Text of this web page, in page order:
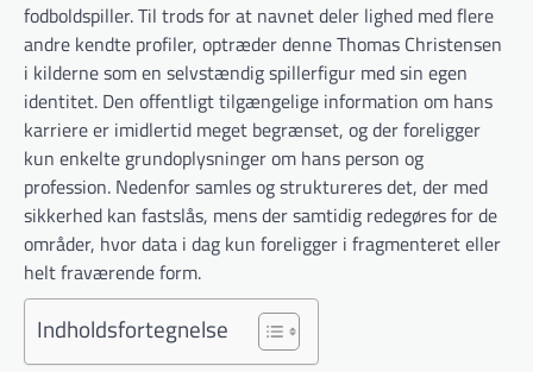
fodboldspiller. Til trods for at navnet deler lighed med flere
andre kendte profiler, optræder denne Thomas Christensen
i kilderne som en selvstændig spillerfigur med sin egen
identitet. Den offentligt tilgængelige information om hans
karriere er imidlertid meget begrænset, og der foreligger
kun enkelte grundoplysninger om hans person og
profession. Nedenfor samles og struktureres det, der med
sikkerhed kan fastslås, mens der samtidig redegøres for de
områder, hvor data i dag kun foreligger i fragmenteret eller
helt fraværende form.
Indholdsfortegnelse